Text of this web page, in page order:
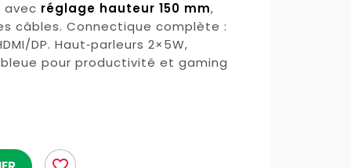
avec réglage hauteur 150 mm,
câbles. Connectique complète :
DP. Haut‑parleurs 2×5W,
pour productivité et gaming